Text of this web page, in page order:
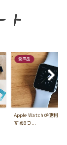
愛用品
Apple Watchが便利す
する8つ...